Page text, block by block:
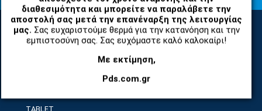
διαθεσιμότητα και μπορείτε να παραλάβετε την
αποστολή σας μετά την επανέναρξη της λειτουργίας
μας. Σας ευχαριστούμε θερμά για την κατανόηση και την
εμπιστοσύνη σας. Σας ευχόμαστε καλό καλοκαίρι!
Με εκτίμηση,
Pds.com.gr
ΚΑΤΗΓΟΡΙΕΣ
ΑΝΤΑΛΛΑΚΤΙΚΑ ΚΑΙ ΑΞΕΣΟΥΑΡ ΚΙΝΗΤΩΝ ΤΗΛΕΦΩΝΩΝ
TABLET